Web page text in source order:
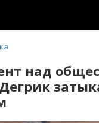
над